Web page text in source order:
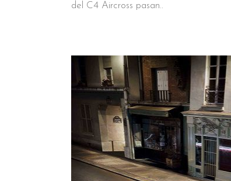
del C4 Aircross pasan